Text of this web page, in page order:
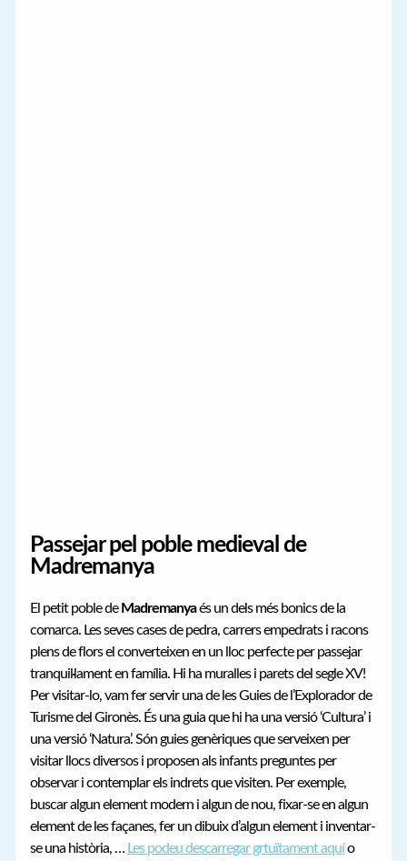
Passejar pel poble medieval de
Madremanya
El petit poble de Madremanyaés un dels més bonics de la
comarca. Les seves cases de pedra, carrers empedrats i racons
plens de flors el converteixen en un lloc perfecte per passejar
tranquil·lament en família. Hi ha muralles i parets del segle XV!
Per visitar-lo, vam fer servir una de les Guies de l’Explorador de
Turisme del Gironès. És una guia que hi ha una versió ‘Cultura’ i
una versió ‘Natura’. Són guies genèriques que serveixen per
visitar llocs diversos i proposen als infants preguntes per
observar i contemplar els indrets que visiten. Per exemple,
buscar algun element modern i algun de nou, fixar-se en algun
element de les façanes, fer un dibuix d’algun element i inventar-
se una història, … Les podeu descarregar grtuïtament aquío